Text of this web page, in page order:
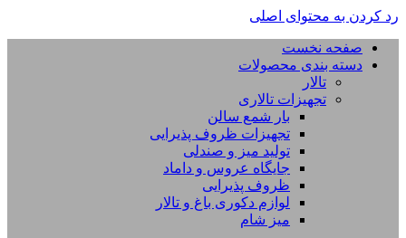
رد کردن به محتوای اصلی
صفحه نخست
دسته بندی محصولات
تالار
تجهیزات تالاری
بار شمع سالن
تجهیزات ظروف پذیرایی
تولید میز و صندلی
جایگاه عروس و داماد
ظروف پذیرایی
لوازم دکوری باغ و تالار
میز شام